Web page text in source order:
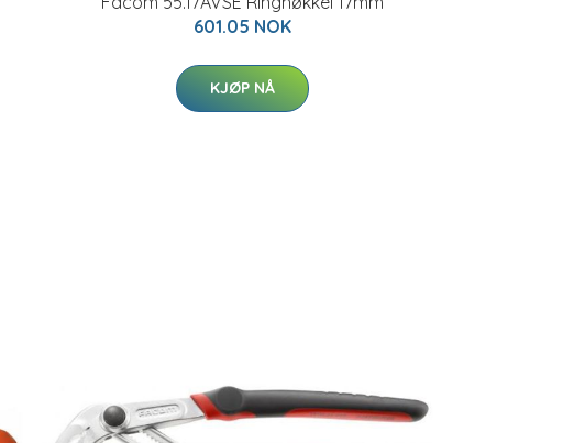
601.05 NOK
KJØP NÅ